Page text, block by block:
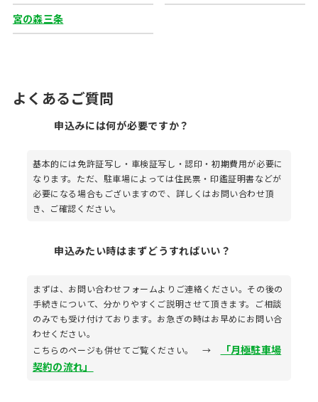
宮の森三条
よくあるご質問
申込みには何が必要ですか？
基本的には免許証写し・車検証写し・認印・初期費用が必要に
なります。ただ、駐車場によっては住民票・印鑑証明書などが
必要になる場合もございますので、詳しくはお問い合わせ頂
き、ご確認ください。
申込みたい時はまずどうすればいい？
まずは、お問い合わせフォームよりご連絡ください。その後の
手続きについて、分かりやすくご説明させて頂きます。ご相談
のみでも受け付けております。お急ぎの時はお早めにお問い合
わせください。
こちらのページも併せてご覧ください。 →
「月極駐車場
契約の流れ」